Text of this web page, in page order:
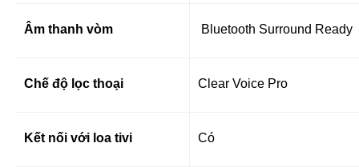
Âm thanh vòm Bluetooth Surround Ready
Chế độ lọc thoại Clear Voice Pro
Kết nối với loa tivi Có